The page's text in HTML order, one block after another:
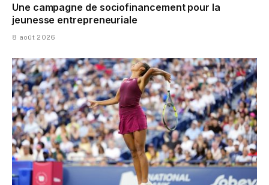
Une campagne de sociofinancement pour la
jeunesse entrepreneuriale
8 août 2026